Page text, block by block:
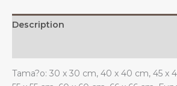
sofá
griego.
quantity
Description
Tama?o: 30 x 30 cm, 40 x 40 cm, 45 x